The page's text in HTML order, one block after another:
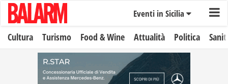
Eventi in Sicilia
Cultura Turismo Food & Wine Attualità Politica